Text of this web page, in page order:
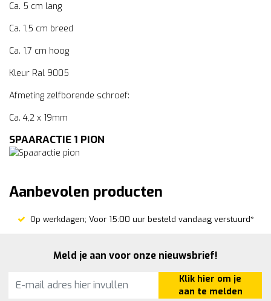
Ca. 5 cm lang
Ca. 1,5 cm breed
Ca. 1,7 cm hoog
Kleur Ral 9005
Afmeting zelfborende schroef:
Ca. 4,2 x 19mm
SPAARACTIE 1 PION
Aanbevolen producten
Op werkdagen; Voor 15:00 uur besteld vandaag verstuurd*
Meld je aan voor onze nieuwsbrief!
Klik hier om je
aan te melden